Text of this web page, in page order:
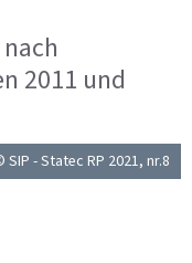
2011 und
SIP - Statec RP 2021, nr.8